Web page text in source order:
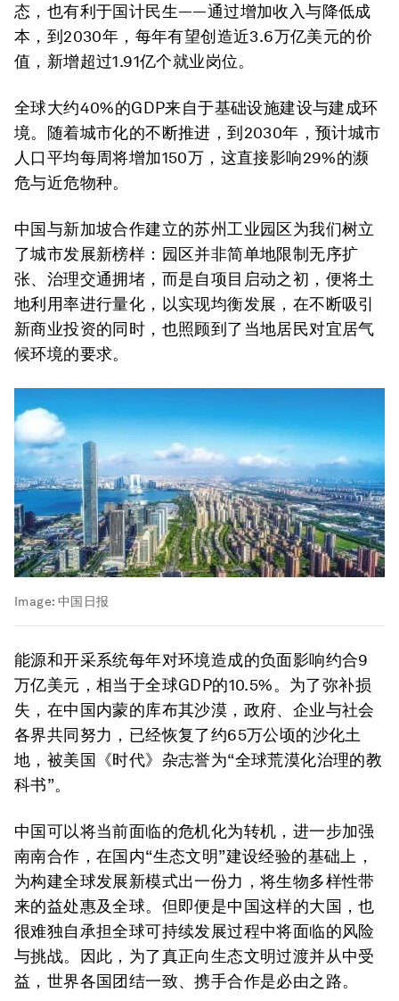
态，也有利于国计民生——通过增加收入与降低成
本，到2030年，每年有望创造近3.6万亿美元的价
值，新增超过1.91亿个就业岗位。
全球大约40%的GDP来自于基础设施建设与建成环
境。随着城市化的不断推进，到2030年，预计城市
人口平均每周将增加150万，这直接影响29%的濒
危与近危物种。
中国与新加坡合作建立的苏州工业园区为我们树立
了城市发展新榜样：园区并非简单地限制无序扩
张、治理交通拥堵，而是自项目启动之初，便将土
地利用率进行量化，以实现均衡发展，在不断吸引
新商业投资的同时，也照顾到了当地居民对宜居气
候环境的要求。
Image: 中国日报
能源和开采系统每年对环境造成的负面影响约合9
万亿美元，相当于全球GDP的10.5%。为了弥补损
失，在中国内蒙的库布其沙漠，政府、企业与社会
各界共同努力，已经恢复了约65万公顷的沙化土
地，被美国《时代》杂志誉为“全球荒漠化治理的教
科书”。
中国可以将当前面临的危机化为转机，进一步加强
南南合作，在国内“生态文明”建设经验的基础上，
为构建全球发展新模式出一份力，将生物多样性带
来的益处惠及全球。但即便是中国这样的大国，也
很难独自承担全球可持续发展过程中将面临的风险
与挑战。因此，为了真正向生态文明过渡并从中受
益，世界各国团结一致、携手合作是必由之路。